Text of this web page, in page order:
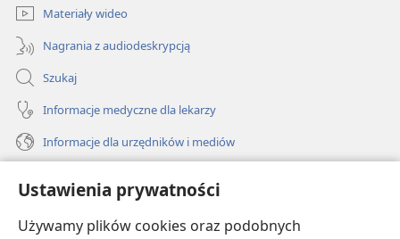
Ustawienia prywatności
Używamy plików cookies oraz podobnych
Materiały wideo
Nagrania z audiodeskrypcją
Szukaj
Informacje medyczne dla lekarzy
Informacje dla urzędników i mediów
Darowizny
(opens